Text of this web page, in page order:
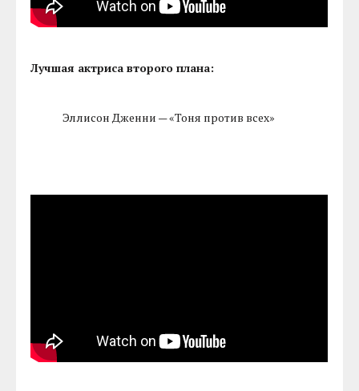
Лучшая актриса второго плана:
Эллисон Дженни — «Тоня против всех»